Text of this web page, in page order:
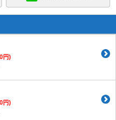
円)
円)